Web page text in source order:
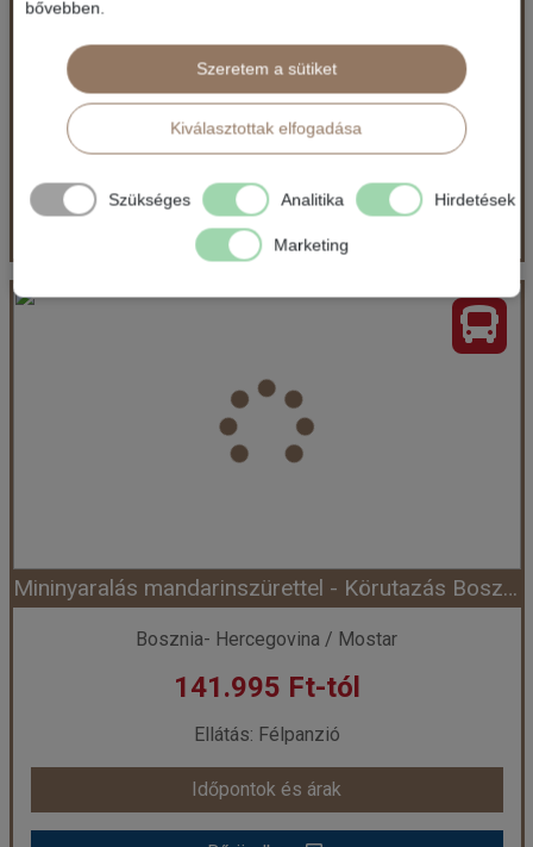
már 132.658 Ft-tól
Időpontok és árak
Ellátás: Reggeli
Időpontok és árak
Bőröndbe
Város: Dubrovnik
Utazás módja:
Egyénileg
Ellátás:
Reggeli
Szálláskategória:Hotel ***
Időpont: 2026-10-26 | 4 éj
már 135.338 Ft-tól
Időpontok és árak
Bőröndbe
Mininyaralás mandarinszürettel - Körutazás Boszniában és Horvátországban ***
Bosznia- Hercegovina / Mostar
141.995 Ft-tól
Ellátás: Félpanzió
Időpontok és árak
bővebben.
Szeretem a sütiket
Kiválasztottak elfogadása
Szükséges Analitika Hirdetések
Marketing